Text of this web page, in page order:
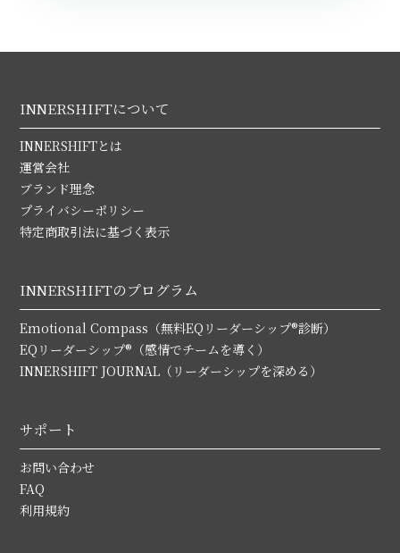
INNERSHIFTについて
INNERSHIFTとは
運営会社
ブランド理念
プライバシーポリシー
特定商取引法に基づく表示
INNERSHIFTのプログラム
Emotional Compass（無料EQリーダーシップ®診断）
EQリーダーシップ®（感情でチームを導く）
INNERSHIFT JOURNAL（リーダーシップを深める）
サポート
お問い合わせ
FAQ
利用規約